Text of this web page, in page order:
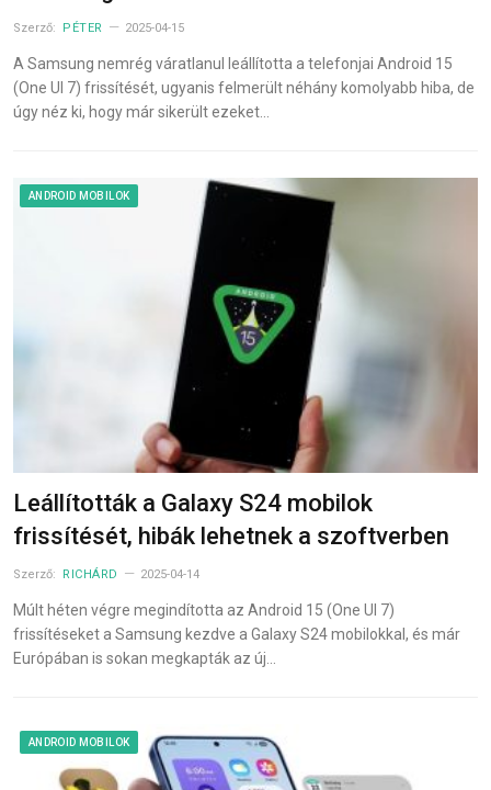
Szerző: PÉTER 2025-04-15
A Samsung nemrég váratlanul leállította a telefonjai Android 15
(One UI 7) frissítését, ugyanis felmerült néhány komolyabb hiba, de
úgy néz ki, hogy már sikerült ezeket…
ANDROID MOBILOK
Leállították a Galaxy S24 mobilok
frissítését, hibák lehetnek a szoftverben
Szerző: RICHÁRD 2025-04-14
Múlt héten végre megindította az Android 15 (One UI 7)
frissítéseket a Samsung kezdve a Galaxy S24 mobilokkal, és már
Európában is sokan megkapták az új…
ANDROID MOBILOK